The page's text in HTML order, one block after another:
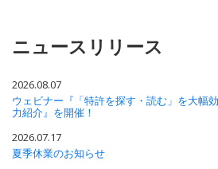
ニュースリリース
2026.08.07
ウェビナー『「特許を探す・読む」を大幅
力紹介』を開催！
2026.07.17
夏季休業のお知らせ